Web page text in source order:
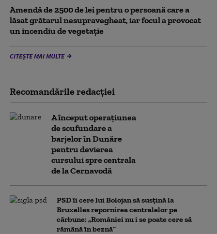
Amendă de 2500 de lei pentru o persoană care a
lăsat grătarul nesupravegheat, iar focul a provocat
un incendiu de vegetaţie
CITEȘTE MAI MULTE
Recomandările redacţiei
A început operațiunea
de scufundare a
barjelor în Dunăre
pentru devierea
cursului spre centrala
de la Cernavodă
PSD îi cere lui Bolojan să susțină la
Bruxelles repornirea centralelor pe
cărbune: „României nu i se poate cere să
rămână în beznă”